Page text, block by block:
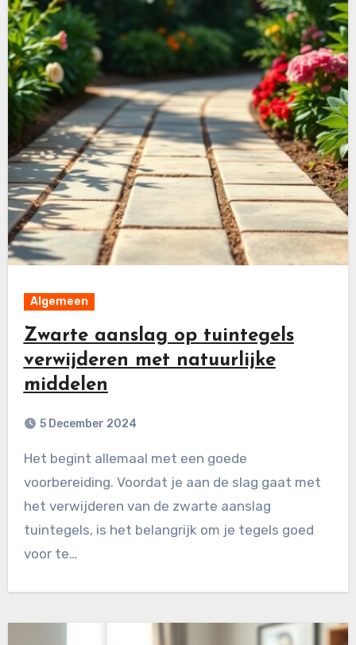
Algemeen
Zwarte aanslag op tuintegels
verwijderen met natuurlijke
middelen
5 December 2024
Het begint allemaal met een goede
voorbereiding. Voordat je aan de slag gaat met
het verwijderen van de zwarte aanslag
tuintegels, is het belangrijk om je tegels goed
voor te…